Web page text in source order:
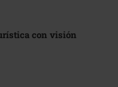
con visión